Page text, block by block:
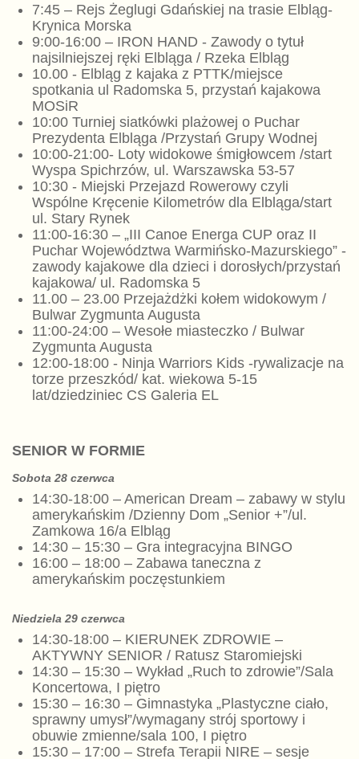
7:45 – Rejs Żeglugi Gdańskiej na trasie Elbląg-
Krynica Morska
9:00-16:00 – IRON HAND - Zawody o tytuł
najsilniejszej ręki Elbląga / Rzeka Elbląg
10.00 - Elbląg z kajaka z PTTK/miejsce
spotkania ul Radomska 5, przystań kajakowa
MOSiR
10:00 Turniej siatkówki plażowej o Puchar
Prezydenta Elbląga /Przystań Grupy Wodnej
10:00-21:00- Loty widokowe śmigłowcem /start
Wyspa Spichrzów, ul. Warszawska 53-57
10:30 - Miejski Przejazd Rowerowy czyli
Wspólne Kręcenie Kilometrów dla Elbląga/start
ul. Stary Rynek
11:00-16:30 – „III Canoe Energa CUP oraz II
Puchar Województwa Warmińsko-Mazurskiego” -
zawody kajakowe dla dzieci i dorosłych/przystań
kajakowa/ ul. Radomska 5
11.00 – 23.00 Przejażdżki kołem widokowym /
Bulwar Zygmunta Augusta
11:00-24:00 – Wesołe miasteczko / Bulwar
Zygmunta Augusta
12:00-18:00 - Ninja Warriors Kids -rywalizacje na
torze przeszkód/ kat. wiekowa 5-15
lat/dziedziniec CS Galeria EL
SENIOR W FORMIE
Sobota 28 czerwca
14:30-18:00 – American Dream – zabawy w stylu
amerykańskim /Dzienny Dom „Senior +”/ul.
Zamkowa 16/a Elbląg
14:30 – 15:30 – Gra integracyjna BINGO
16:00 – 18:00 – Zabawa taneczna z
amerykańskim poczęstunkiem
Niedziela 29 czerwca
14:30-18:00 – KIERUNEK ZDROWIE –
AKTYWNY SENIOR / Ratusz Staromiejski
14:30 – 15:30 – Wykład „Ruch to zdrowie”/Sala
Koncertowa, I piętro
15:30 – 16:30 – Gimnastyka „Plastyczne ciało,
sprawny umysł”/wymagany strój sportowy i
obuwie zmienne/sala 100, I piętro
15:30 – 17:00 – Strefa Terapii NIRE – sesje